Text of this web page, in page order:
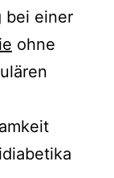
bei einer
ohne